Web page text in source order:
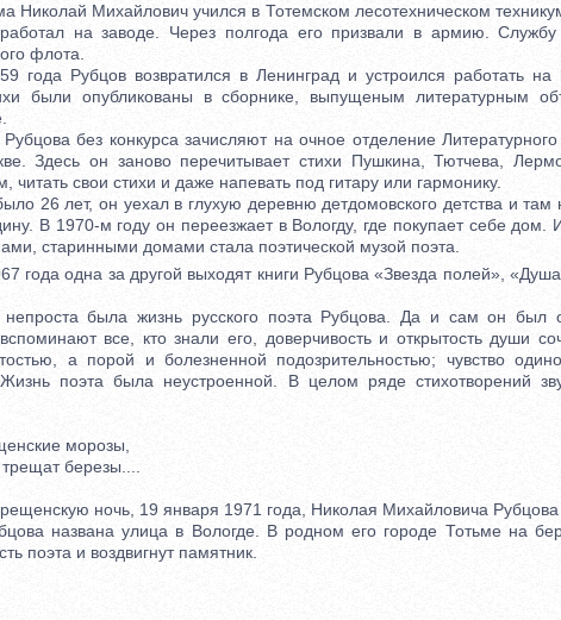
Михайлович учился в Тотемском лесотехническом
на заводе. Через полгода его призвали в армию.
флота.
Рубцов возвратился в Ленинград и устроился работать на
были опубликованы в сборнике, выпущеным литературным
без конкурса зачисляют на очное отделение Литературного
Здесь он заново перечитывает стихи Пушкина, Тютчева,
читать свои стихи и даже напевать под гитару или гармонику.
26 лет, он уехал в глухую деревню детдомовского детства и там
В 1970-м году он переезжает в Вологду, где покупает себе дом.
старинными домами стала поэтической музой поэта.
года одна за другой выходят книги Рубцова «Звезда полей»,
была жизнь русского поэта Рубцова. Да и сам он был
все, кто знали его, доверчивость и открытость души
а порой и болезненной подозрительностью; чувство
поэта была неустроенной. В целом ряде стихотворений
морозы,
березы....
ночь, 19 января 1971 года, Николая Михайловича Рубцова
названа улица в Вологде. В родном его городе Тотьме на
поэта и воздвигнут памятник.